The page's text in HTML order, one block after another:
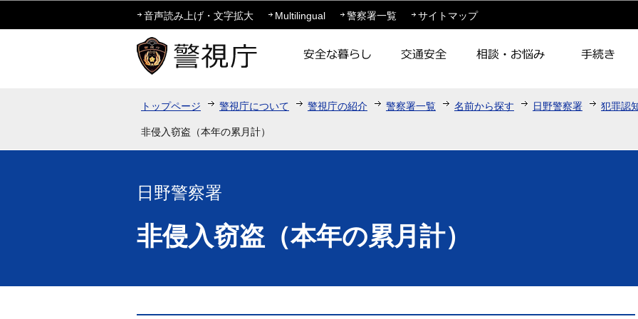
このページの本文へ移動
音声読み上げ・文字拡大 Multilingual 警察署一覧 サイトマップ
トップページ 警視庁について 警視庁の紹介 警察署一覧 名前から探す 日野警察署 犯罪認
非侵入窃盗（本年の累月計）
日野警察署
非侵入窃盗（本年の累月計）